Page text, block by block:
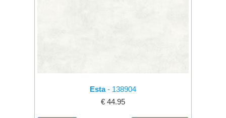
Esta- 138904
€ 44.95